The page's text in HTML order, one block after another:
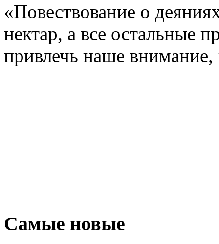
«Повествование о
нектар, а все остальные
привлечь наше
Самые новые